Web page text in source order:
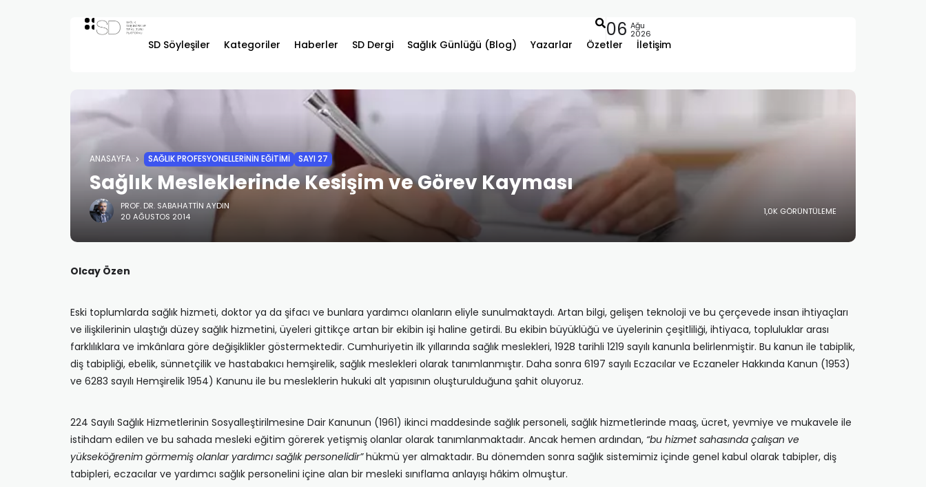
SD Söyleşiler Kategoriler Haberler SD Dergi Sağlık Günlüğü (Blog) Yazarlar Özetler İletişim
06 Ağu
2026
ANASAYFA SAĞLIK PROFESYONELLERİNİN EĞİTİMİ SAYI 27
Sağlık Mesleklerinde Kesişim ve Görev Kayması
PROF. DR. SABAHATTIN AYDIN
20 AĞUSTOS 2014
1,0K GÖRÜNTÜLEME
Olcay Özen
Eski toplumlarda sağlık hizmeti, doktor ya da şifacı ve bunlara yardımcı olanların eliyle sunulmaktaydı. Artan bilgi, gelişen teknoloji ve bu çerçevede insan ihtiyaçları
ve ilişkilerinin ulaştığı düzey sağlık hizmetini, üyeleri gittikçe artan bir ekibin işi haline getirdi. Bu ekibin büyüklüğü ve üyelerinin çeşitliliği, ihtiyaca, topluluklar arası
farklılıklara ve imkânlara göre değişiklikler göstermektedir. Cumhuriyetin ilk yıllarında sağlık meslekleri, 1928 tarihli 1219 sayılı kanunla belirlenmiştir. Bu kanun ile tabiplik,
diş tabipliği, ebelik, sünnetçilik ve hastabakıcı hemşirelik, sağlık meslekleri olarak tanımlanmıştır. Daha sonra 6197 sayılı Eczacılar ve Eczaneler Hakkında Kanun (1953)
ve 6283 sayılı Hemşirelik 1954) Kanunu ile bu mesleklerin hukuki alt yapısının oluşturulduğuna şahit oluyoruz.
224 Sayılı Sağlık Hizmetlerinin Sosyalleştirilmesine Dair Kanunun (1961) ikinci maddesinde sağlık personeli, sağlık hizmetlerinde maaş, ücret, yevmiye ve mukavele ile
istihdam edilen ve bu sahada mesleki eğitim görerek yetişmiş olanlar olarak tanımlanmaktadır. Ancak hemen ardından, “bu hizmet sahasında çalışan ve
yükseköğrenim görmemiş olanlar yardımcı sağlık personelidir”hükmü yer almaktadır. Bu dönemden sonra sağlık sistemimiz içinde genel kabul olarak tabipler, diş
tabipleri, eczacılar ve yardımcı sağlık personelini içine alan bir mesleki sınıflama anlayışı hâkim olmuştur.